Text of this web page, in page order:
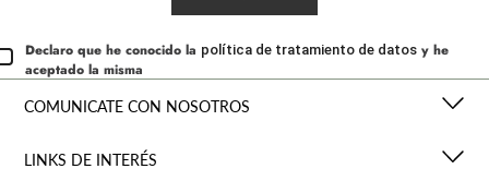
Declaro que he conocido la política de tratamiento de datos y he
aceptado la misma
COMUNICATE CON NOSOTROS
LINKS DE INTERÉS